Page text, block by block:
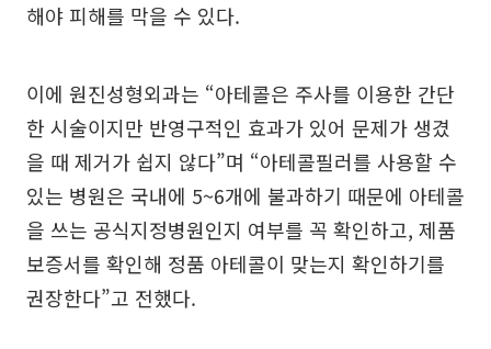
해야 피해를 막을 수 있다.
이에 원진성형외과는 “아테콜은 주사를 이용한 간단
한 시술이지만 반영구적인 효과가 있어 문제가 생겼
을 때 제거가 쉽지 않다”며 “아테콜필러를 사용할 수
있는 병원은 국내에 5~6개에 불과하기 때문에 아테콜
을 쓰는 공식지정병원인지 여부를 꼭 확인하고, 제품
보증서를 확인해 정품 아테콜이 맞는지 확인하기를
권장한다”고 전했다.